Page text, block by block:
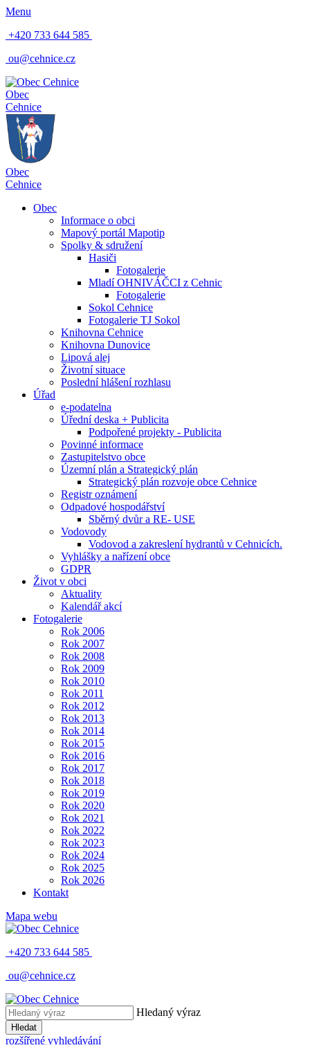
Menu
+420 733 644 585
ou@cehnice.cz
Obec
Cehnice
Obec
Cehnice
Obec
Informace o obci
Mapový portál Mapotip
Spolky & sdružení
Hasiči
Fotogalerie
Mladí OHNIVÁČCI z Cehnic
Fotogalerie
Sokol Cehnice
Fotogalerie TJ Sokol
Knihovna Cehnice
Knihovna Dunovice
Lipová alej
Životní situace
Poslední hlášení rozhlasu
Úřad
e-podatelna
Úřední deska + Publicita
Podpořené projekty - Publicita
Povinné informace
Zastupitelstvo obce
Územní plán a Strategický plán
Strategický plán rozvoje obce Cehnice
Registr oznámení
Odpadové hospodářství
Sběrný dvůr a RE- USE
Vodovody
Vodovod a zakreslení hydrantů v Cehnicích.
Vyhlášky a nařízení obce
GDPR
Život v obci
Aktuality
Kalendář akcí
Fotogalerie
Rok 2006
Rok 2007
Rok 2008
Rok 2009
Rok 2010
Rok 2011
Rok 2012
Rok 2013
Rok 2014
Rok 2015
Rok 2016
Rok 2017
Rok 2018
Rok 2019
Rok 2020
Rok 2021
Rok 2022
Rok 2023
Rok 2024
Rok 2025
Rok 2026
Kontakt
Mapa webu
+420 733 644 585
ou@cehnice.cz
Hledaný výraz
Hledat
rozšířené vyhledávání